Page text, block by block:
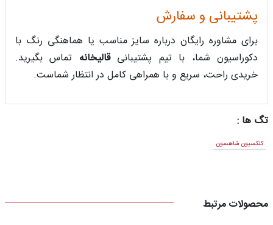
پشتیبانی و سفارش
برای مشاوره رایگان درباره سایز مناسب یا هماهنگی رنگ با
دکوراسیون شما، با تیم پشتیبانی قالیخانه تماس بگیرید.
خریدی راحت، سریع و با همراهی کامل در انتظار شماست.
تگ ها :
کلکسیون شاهسون
محصولات مرتبط